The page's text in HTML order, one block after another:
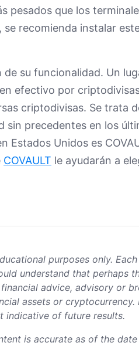
pesados que los
recomienda instalar
su funcionalidad. Un
efectivo por
criptodivisas. Se trata
sin precedentes en los
Estados Unidos es
COVAULT le ayudarán a
purposes only.
understand that perhaps
advice, advisory or
assets or cryptocurrency.
indicative of future results.
is accurate as of the